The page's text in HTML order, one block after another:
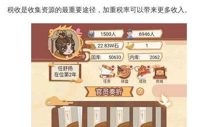
税收是收集资源的最重要途径，加重税率可以带来更多收入。